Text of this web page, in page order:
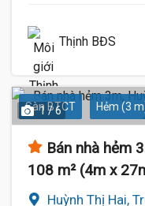
Thịnh BĐS
Sàn BTCT Hẻm (3
1 / 6
Bán nhà hẻm
108 m² (4m x
Huỳnh Thị Hai,